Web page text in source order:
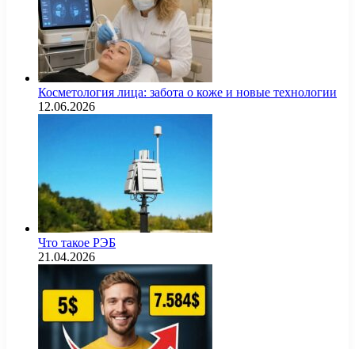
Косметология лица: забота о коже и новые технологии
12.06.2026
Что такое РЭБ
21.04.2026